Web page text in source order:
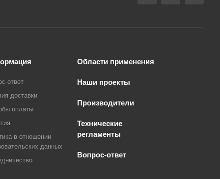
ответ
доставки
оплаты
в отношении
данных
Области применения
Наши проекты
Производители
Технические
регламенты
Вопрос-ответ